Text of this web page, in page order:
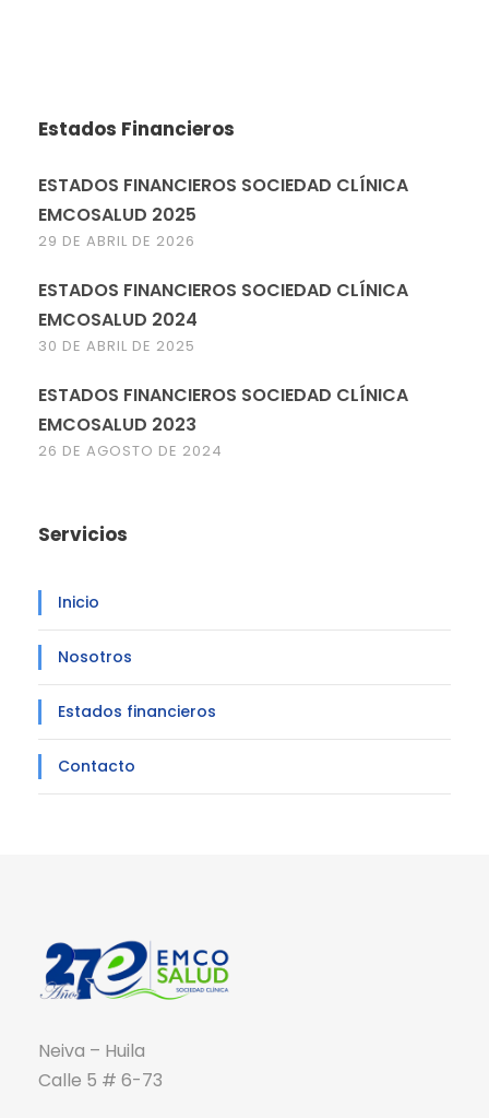
Estados Financieros
ESTADOS FINANCIEROS SOCIEDAD CLÍNICA
EMCOSALUD 2025
29 DE ABRIL DE 2026
ESTADOS FINANCIEROS SOCIEDAD CLÍNICA
EMCOSALUD 2024
30 DE ABRIL DE 2025
ESTADOS FINANCIEROS SOCIEDAD CLÍNICA
EMCOSALUD 2023
26 DE AGOSTO DE 2024
Servicios
Inicio
Nosotros
Estados financieros
Contacto
Neiva – Huila
Calle 5 # 6-73